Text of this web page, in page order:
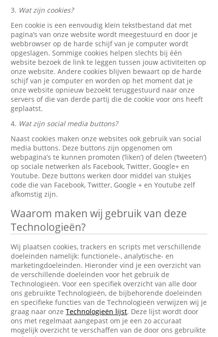
3. Wat zijn cookies?
Een cookie is een eenvoudig klein tekstbestand dat met
pagina’s van onze website wordt meegestuurd en door je
webbrowser op de harde schijf van je computer wordt
opgeslagen. Sommige cookies helpen slechts bij één
website bezoek de link te leggen tussen jouw activiteiten op
onze website. Andere cookies blijven bewaart op de harde
schijf van je computer en worden op het moment dat je
onze website opnieuw bezoekt teruggestuurd naar onze
servers of die van derde partij die de cookie voor ons heeft
geplaatst.
4. Wat zijn social media buttons?
Naast cookies maken onze websites ook gebruik van social
media buttons. Deze buttons zijn opgenomen om
webpagina’s te kunnen promoten (‘liken’) of delen (‘tweeten’)
op sociale netwerken als Facebook, Twitter, Google+ en
Youtube. Deze buttons werken door middel van stukjes
code die van Facebook, Twitter, Google + en Youtube zelf
afkomstig zijn.
Waarom maken wij gebruik van deze
Technologieën?
Wij plaatsen cookies, trackers en scripts met verschillende
doeleinden namelijk: functionele-, analytische- en
marketingdoeleinden. Hieronder vind je een overzicht van
de verschillende doeleinden voor het gebruik de
Technologieën. Voor een specifiek overzicht van alle door
ons gebruikte Technologieën, de bijbehorende doeleinden
en specifieke functies van de Technologieën verwijzen wij je
graag naar onzeTechnologieën lijst. Deze lijst wordt door
ons met regelmaat aangepast om je een zo accuraat
mogelijk overzicht te verschaffen van de door ons gebruikte